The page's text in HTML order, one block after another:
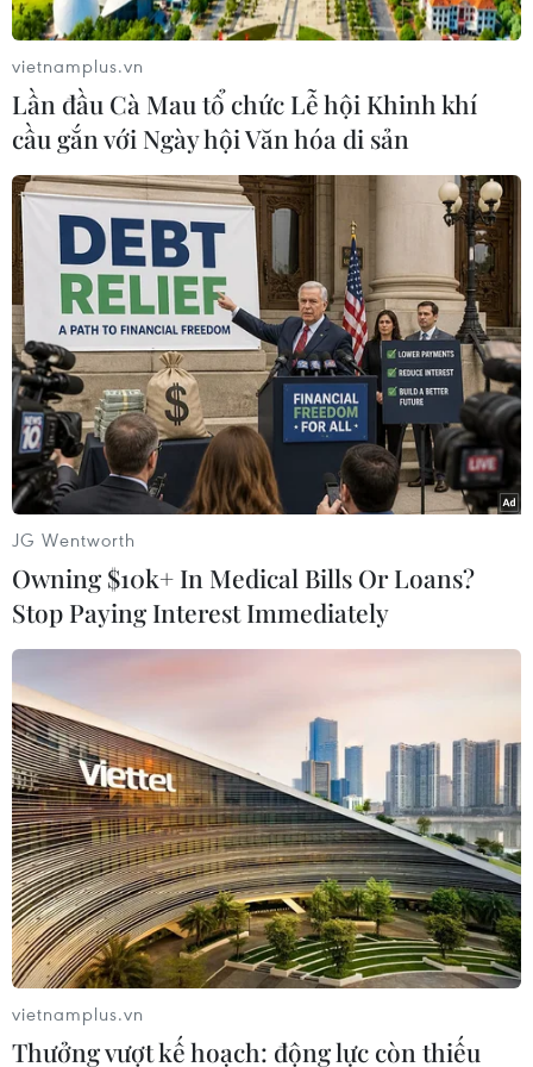
#đồng Bitcoin
#Bitcoin đạt được mốc 40.000 USD
#nhà giao dịch
Theo dõi VietnamPlus
TIN LIÊN QUAN
vietnamplus.vn
Lần đầu Cà Mau tổ chức Lễ hội Khinh khí
cầu gắn với Ngày hội Văn hóa di sản
JG Wentworth
Owning $10k+ In Medical Bills Or Loans?
Stop Paying Interest Immediately
vietnamplus.vn
Thưởng vượt kế hoạch: động lực còn thiếu